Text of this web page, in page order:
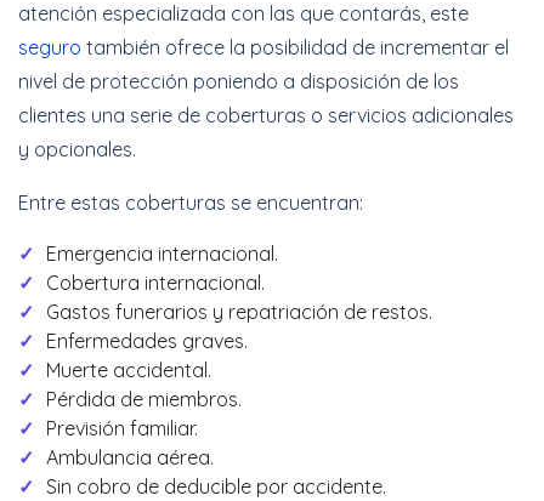
atención especializada con las que contarás, este
seguro también ofrece la posibilidad de incrementar el
nivel de protección poniendo a disposición de los
clientes una serie de coberturas o servicios adicionales
y opcionales.
Entre estas coberturas se encuentran:
Emergencia internacional.
Cobertura internacional.
Gastos funerarios y repatriación de restos.
Enfermedades graves.
Muerte accidental.
Pérdida de miembros.
Previsión familiar.
Ambulancia aérea.
Sin cobro de deducible por accidente.